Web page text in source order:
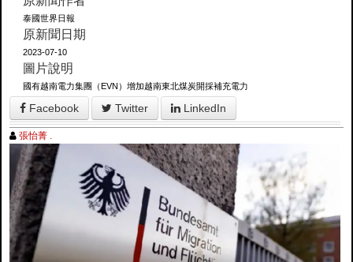
泰國世界日報
原新聞日期
2023-07-10
圖片說明
國有越南電力集團（EVN）增加越南東北煤炭開採補充電力
Facebook Twitter LinkedIn
張怡菁 .